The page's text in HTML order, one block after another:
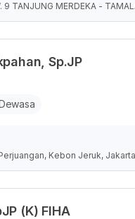
TANJUNG MERDEKA -
Sp.JP
Kebon Jeruk,
(K) FIHA